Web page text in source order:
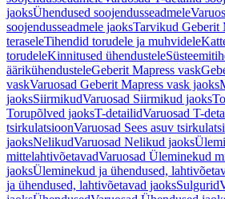
jaoksÜhendused soojendusseadmele
soojendusseadmele jaoksTarvikud Geberit
teraseleTihendid torudele ja muhvidele
torudeleKinnitused ühendustele
äärikühendusteleGeberit Mapress vask
vaskVaruosad Geberit Mapress vask jaoks
jaoksSiirmikudVaruosad Siirmikud jaoks
Torupõlved jaoksT-detailidVaruosad T-
tsirkulatsioonVaruosad Sees asuv
jaoksNelikudVaruosad Nelikud jaoks
mittelahtivõetavadVaruosad Üleminekud
jaoksÜleminekud ja ühendused,
ja ühendused, lahtivõetavad jaoksSulgurid